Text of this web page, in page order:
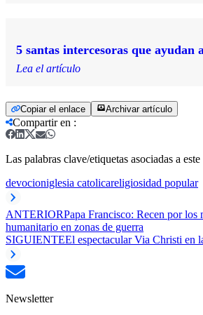
5 santas intercesoras que ayudan
Lea el artículo
Copiar el enlace Archivar artículo
Compartir en :
Las palabras clave/etiquetas asociadas a
devocioniglesia catolicareligiosidad popular
ANTERIORPapa Francisco: Recen por los
humanitario en zonas de guerra
SIGUIENTEEl espectacular Via Christi en
Newsletter